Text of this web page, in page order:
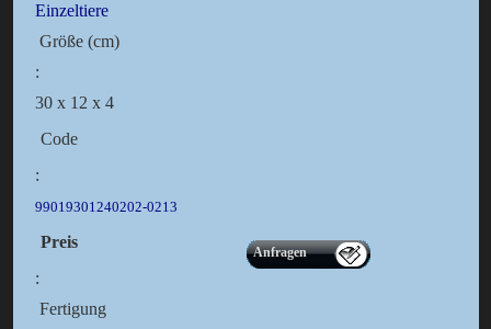
Einzeltiere
Größe (cm)
:
30 x 12 x 4
Code
:
99019301240202-0213
Preis
:
Anfragen
Fertigung